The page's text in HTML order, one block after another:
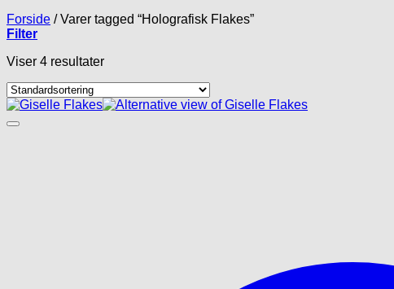
Forside /Varer tagged “Holografisk Flakes”
Filter
Viser 4 resultater